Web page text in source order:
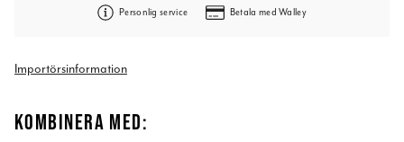
Personlig service Betala med Walley
Importörsinformation
KOMBINERA MED: